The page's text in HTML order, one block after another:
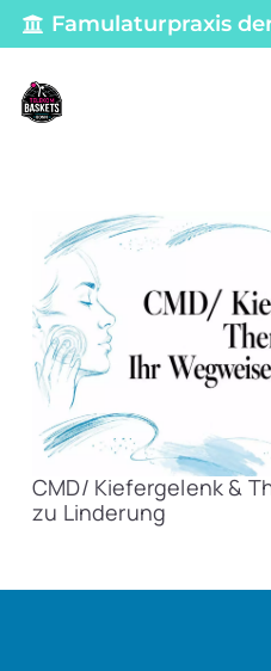
Famulaturpraxis
CMD/ Kiefergelenk &
zu Linderung